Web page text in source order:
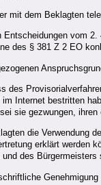
mit dem Beklagten
vom
des § 381 Z 2 EO
des
Internet bestritten
sie gezwungen,
die Verwendung
erklärt werden
des